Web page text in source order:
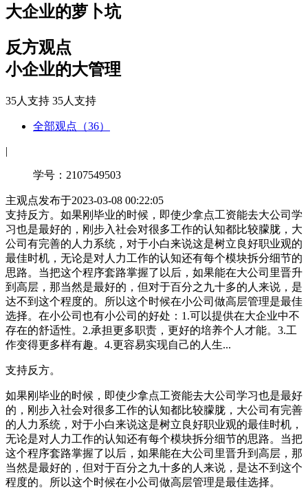
大企业的萝卜坑
反方观点
小企业的大管理
35人支持 35人支持
全部观点（36）
|
学号：2107549503
主观点发布于2023-03-08 00:22:05
支持反方。如果刚毕业的时候，即使少拿点工资能去大公司学
习也是最好的，刚步入社会对很多工作的认知都比较朦胧，大
公司有完善的人力系统，对于小白来说这是树立良好职业观的
最佳时机，无论是对人力工作的认知还有每个模块拆分细节的
思路。当把这个程序套路掌握了以后，如果能在大公司里晋升
到高层，那当然是最好的，但对于百分之九十多的人来说，是
达不到这个程度的。所以这个时候在小公司做高层管理是最佳
选择。在小公司也有小公司的好处：1.可以提供在大企业中不
存在的舒适性。2.承担更多职责，更好的培养个人才能。3.工
作变得更多样有趣。4.更容易实现自己的人生...
支持反方。
如果刚毕业的时候，即使少拿点工资能去大公司学习也是最好
的，刚步入社会对很多工作的认知都比较朦胧，大公司有完善
的人力系统，对于小白来说这是树立良好职业观的最佳时机，
无论是对人力工作的认知还有每个模块拆分细节的思路。当把
这个程序套路掌握了以后，如果能在大公司里晋升到高层，那
当然是最好的，但对于百分之九十多的人来说，是达不到这个
程度的。所以这个时候在小公司做高层管理是最佳选择。